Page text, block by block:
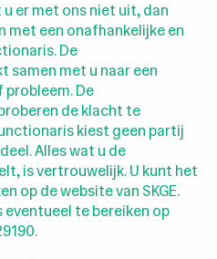
er met ons niet uit, dan
met een onafhankelijke en
De
met u naar een
De
de klacht te
kiest geen partij
Alles wat u de
is vertrouwelijk. U kunt het
op de website van SKGE.
te bereiken op